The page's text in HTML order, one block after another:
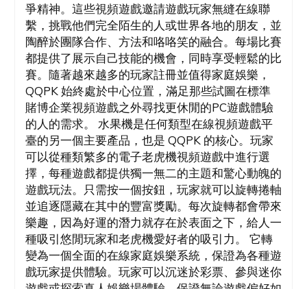
爭精神。這些視頻遊戲邀請遊戲玩家無縫在線聯
繫，挑戰他們完全陌生的人或世界各地的朋友，並
陶醉於團隊合作、方法和咯咯笑的融合。每場比賽
都提供了展示自己技能的機會，同時享受輕鬆的比
賽。隨著越來越多的玩家註冊並值得家庭娛樂，
QQPK 始終處於中心位置，滿足那些試圖在標準
賭博企業視頻遊戲之外尋找更休閒的PC遊戲體驗
的人的需求。 水果機是任何類型在線視頻遊戲平
臺的另一個主要產品，也是 QQPK 的核心。玩家
可以從種類繁多的電子老虎機視頻遊戲中進行選
擇，每種遊戲都提供獨一無二的主題和驚心動魄的
遊戲玩法。只需按一個按鈕，玩家就可以旋轉捲軸
並追逐隱藏在其中的豐富獎勵。每次旋轉都會帶來
樂趣，因為好運的潛力就存在於表面之下，給人一
種吸引悠閒玩家和老虎機愛好者的吸引力。 它轉
變為一個全面的在線家庭娛樂系統，保證為各種遊
戲玩家提供體驗。玩家可以沉迷於彩票、參與迷你